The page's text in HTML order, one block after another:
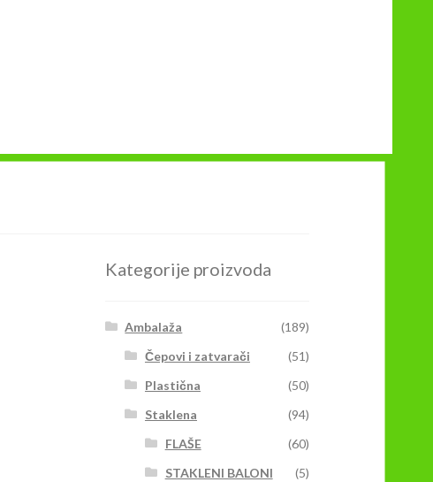
Kategorije proizvoda
Ambalaža
(189)
Čepovi i zatvarači
(51)
Plastična
(50)
Staklena
(94)
FLAŠE
(60)
STAKLENI BALONI
(5)